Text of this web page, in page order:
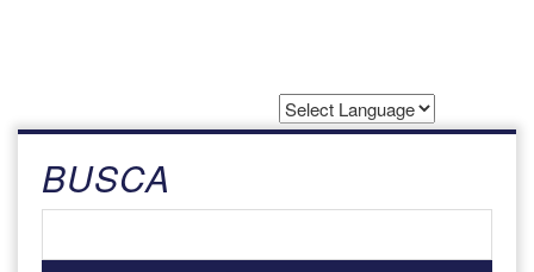
Powered by Translate
BUSCA